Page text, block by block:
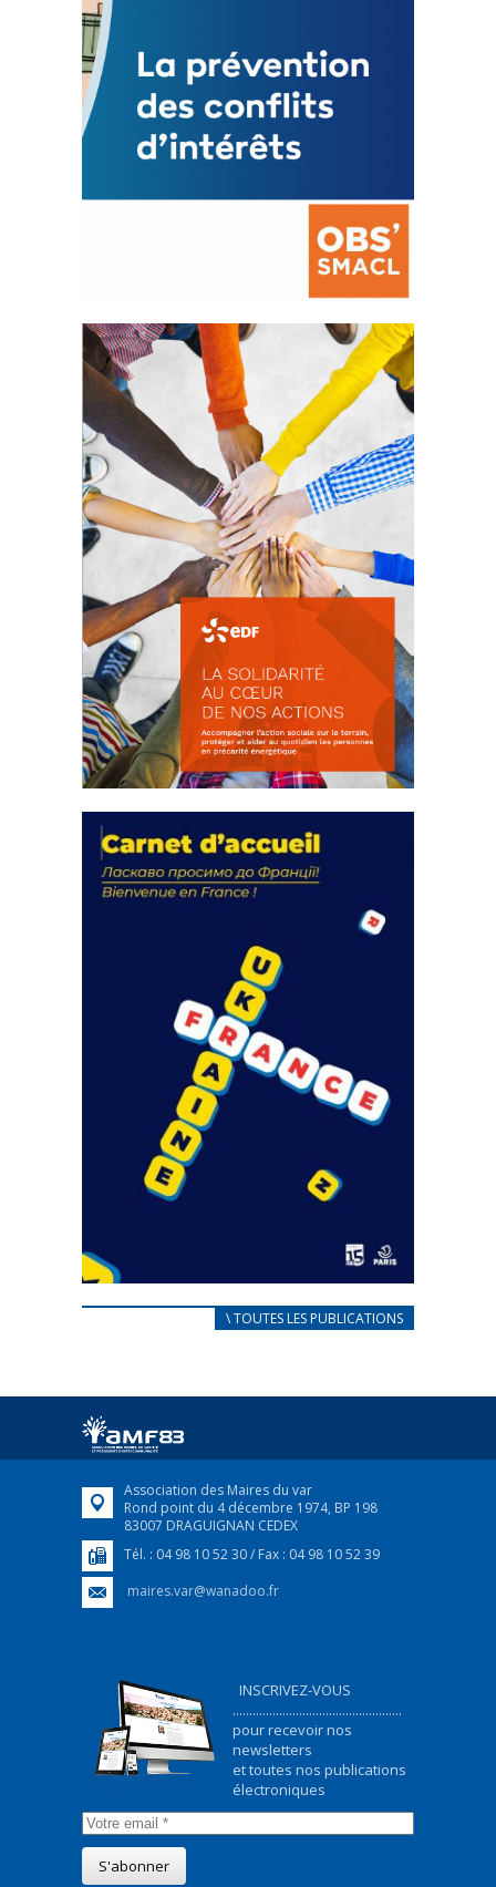
La prévention des conflits
d’intérêts
18 septembre 2023
FEUILLETER
actions
18 septembre 2023
FEUILLETER
CARNET D’ACCUEIL
Afin d’accompagner au mieux les réfugiés
FEUILLETER
\ TOUTES LES PUBLICATIONS
Association des Maires du var
Rond point du 4 décembre 1974, BP 198
83007 DRAGUIGNAN CEDEX
Tél. : 04 98 10 52 30 / Fax : 04 98 10 52 39
maires.var@wanadoo.fr
INSCRIVEZ-VOUS
...................................................
pour recevoir nos
newsletters
et toutes nos publications
électroniques